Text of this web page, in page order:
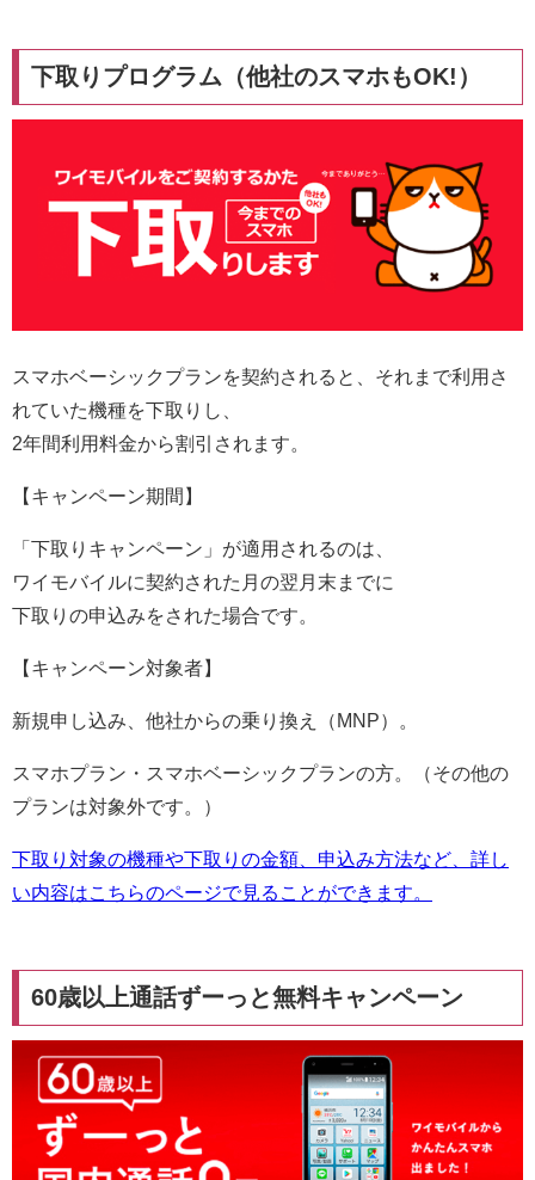
下取りプログラム（他社のスマホもOK!）
スマホベーシックプランを契約されると、それまで利用さ
れていた機種を下取りし、
2年間利用料金から割引されます。
【キャンペーン期間】
「下取りキャンペーン」が適用されるのは、
ワイモバイルに契約された月の翌月末までに
下取りの申込みをされた場合です。
【キャンペーン対象者】
新規申し込み、他社からの乗り換え（MNP）。
スマホプラン・スマホベーシックプランの方。（その他の
プランは対象外です。）
下取り対象の機種や下取りの金額、申込み方法など、詳し
い内容はこちらのページで見ることができます。
60歳以上通話ずーっと無料キャンペーン